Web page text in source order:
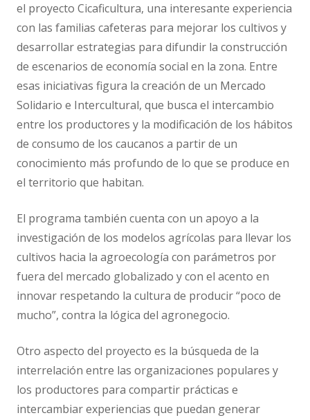
el proyecto Cicaficultura, una interesante experiencia
con las familias cafeteras para mejorar los cultivos y
desarrollar estrategias para difundir la construcción
de escenarios de economía social en la zona. Entre
esas iniciativas figura la creación de un Mercado
Solidario e Intercultural, que busca el intercambio
entre los productores y la modificación de los hábitos
de consumo de los caucanos a partir de un
conocimiento más profundo de lo que se produce en
el territorio que habitan.
El programa también cuenta con un apoyo a la
investigación de los modelos agrícolas para llevar los
cultivos hacia la agroecología con parámetros por
fuera del mercado globalizado y con el acento en
innovar respetando la cultura de producir “poco de
mucho”, contra la lógica del agronegocio.
Otro aspecto del proyecto es la búsqueda de la
interrelación entre las organizaciones populares y
los productores para compartir prácticas e
intercambiar experiencias que puedan generar